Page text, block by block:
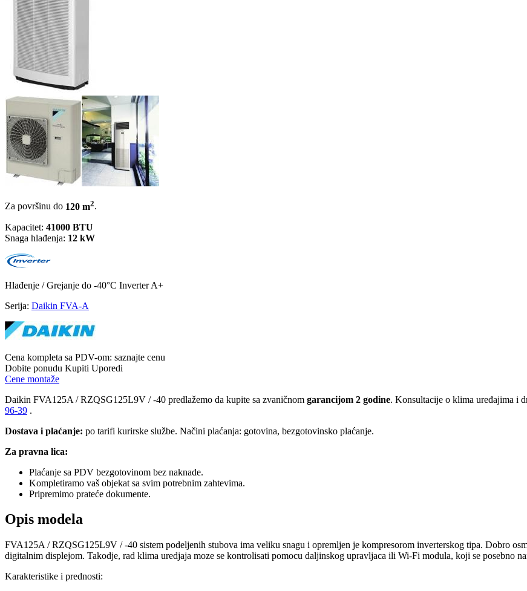
Za površinu do 120 m2.
Kapacitet: 41000 BTU
Snaga hlađenja: 12 kW
Hlađenje / Grejanje do -40°C Inverter A+
Serija: Daikin FVA-A
Cena kompleta sa PDV-om: saznajte cenu
Dobite ponudu Kupiti Uporedi
Cene montaže
Daikin FVA125A / RZQSG125L9V / -40 predlažemo da kupite sa zvaničnom garancijom 2 godine. Konsultacije o klima uređajima i
96-39 .
Dostava i plaćanje: po tarifi kurirske službe. Načini plaćanja: gotovina, bezgotovinsko plaćanje.
Za pravna lica:
Plaćanje sa PDV bezgotovinom bez naknade.
Kompletiramo vaš objekat sa svim potrebnim zahtevima.
Pripremimo prateće dokumente.
Opis modela
FVA125A / RZQSG125L9V / -40 sistem podeljenih stubova ima veliku snagu i opremljen je kompresorom inverterskog tipa. Dobro
digitalnim displejom. Takodje, rad klima uredjaja moze se kontrolisati pomocu daljinskog upravljaca ili Wi-Fi modula, koji se posebno
Karakteristike i prednosti: